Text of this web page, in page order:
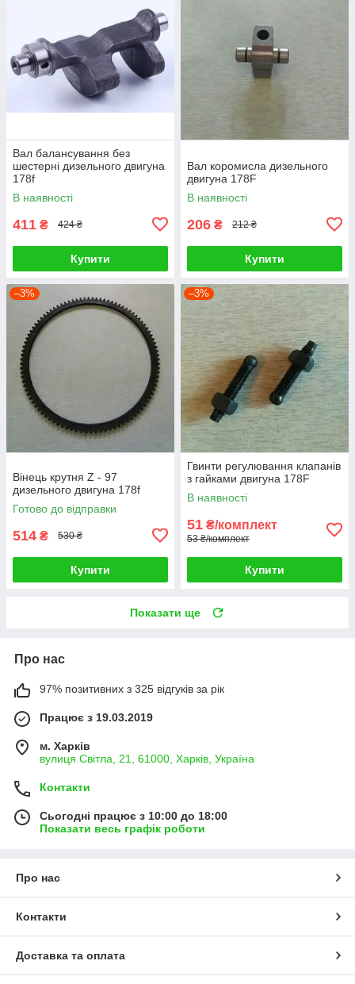
Вал балансування без
шестерні дизельного двигуна
178f
В наявності
411 ₴ 424 ₴
Купити
Вал коромисла дизельного
двигуна 178F
В наявності
206 ₴ 212 ₴
Купити
–3%
Вінець крутня Z - 97
дизельного двигуна 178f
Готово до відправки
514 ₴ 530 ₴
Купити
–3%
Гвинти регулювання клапанів
з гайками двигуна 178F
В наявності
51 ₴/комплект
53 ₴/комплект
Купити
Показати ще
Про нас
97% позитивних з 325 відгуків за рік
Працює з 19.03.2019
м. Харків
вулиця Світла, 21, 61000, Харків, Україна
Контакти
Сьогодні працює з 10:00 до 18:00
Показати весь графік роботи
Про нас
Контакти
Доставка та оплата